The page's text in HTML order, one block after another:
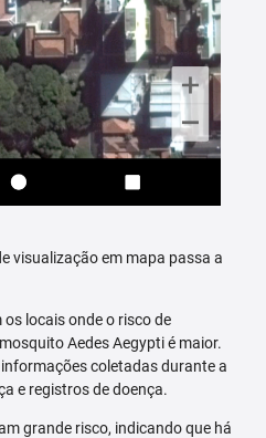
visualização em mapa passa a
locais onde o risco de
Aedes Aegypti é maior.
coletadas durante a
e registros de doença.
grande risco, indicando que há